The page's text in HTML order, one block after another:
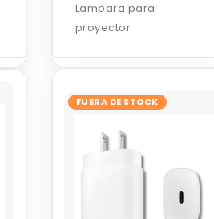
Lampara para
proyector
FUERA DE STOCK